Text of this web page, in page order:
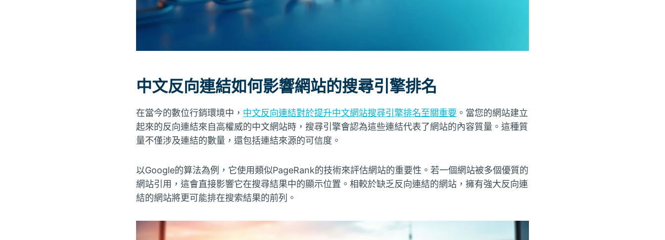
中文反向連結如何影響網站的搜尋引擎排名
在當今的數位行銷環境中， 中文反向連結對於提升中文網站搜尋引擎排名至關重要 。當您的網站建立
起來的反向連結來自高權威的中文網站時，搜尋引擎會認為這些連結代表了網站的內容質量。這種質
量不僅涉及連結的數量，還包括連結來源的可信度。
以Google的算法為例，它使用類似PageRank的技術來評估網站的重要性。若一個網站被多個優質的
網站引用，這會直接影響它在搜尋結果中的顯示位置。相較於缺乏反向連結的網站，擁有強大反向連
結的網站將更可能排在搜索結果的前列。